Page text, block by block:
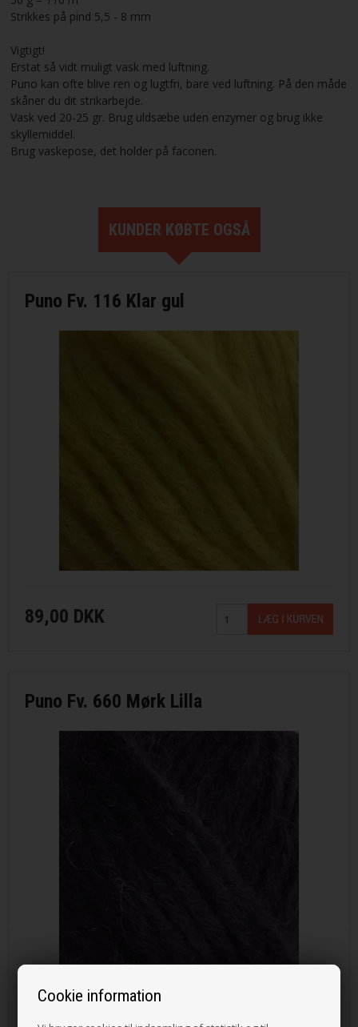
Cookie information
Strikkes på pind 5,5 - 8 mm
Vigtigt!
Erstat så vidt muligt vask med luftning.
Puno kan ofte blive ren og lugtfri, bare ved luftning. På den måde
skåner du dit strikarbejde.
Vask ved 20-25 gr. Brug uldsæbe uden enzymer og brug ikke
skyllemiddel.
Brug vaskepose, det holder på faconen.
KUNDER KØBTE OGSÅ
Puno Fv. 116 Klar gul
89,00 DKK
Puno Fv. 660 Mørk Lilla